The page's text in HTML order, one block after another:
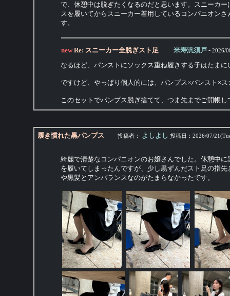
で、休憩中は脱ぎたくなるのだと思います。スニーカ
スを履いてからスニーカー着用しているコンパニオン
す。
newRe: スニーカー全脱ぎスト足 米寿汎須戸 - 2026/
なるほど、パンストにソックス重ね履きする子はたま
ですけど、やっぱり個人的には、パンプス×パンスト×
このセットでパンプス脱ぎ捨てて、つま先までご開帳
履き慣れた黒パンプス 投稿者： よしよし 投稿日： 2026/07/
綺麗で清楚なコンパニオンのお嬢さんでした。休憩中
を履いてしまったんですが、少し黒ずんだスト足の指
や黒髪とアンバランスなのがたまらなかったです。